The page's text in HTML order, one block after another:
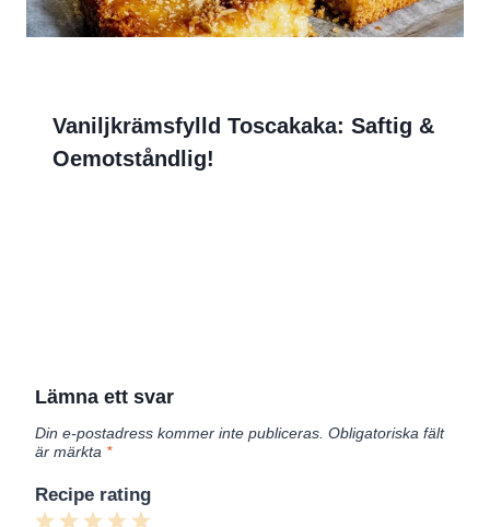
Vaniljkrämsfylld Toscakaka: Saftig &
Oemotståndlig!
Lämna ett svar
Din e-postadress kommer inte publiceras. Obligatoriska fält
är märkta *
Recipe rating